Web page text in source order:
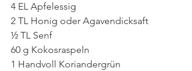
4 EL Apfelessig
2 TL Honig oder Agavendicksaft
½ TL Senf
60 g Kokosraspeln
1 Handvoll Koriandergrün